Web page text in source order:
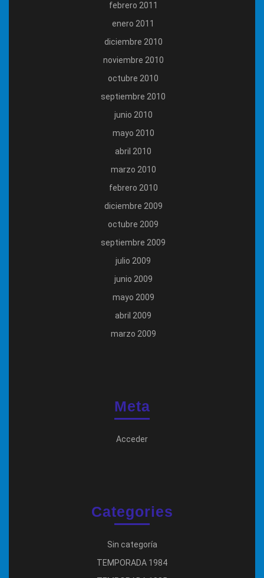
febrero 2011
enero 2011
diciembre 2010
noviembre 2010
octubre 2010
septiembre 2010
junio 2010
mayo 2010
abril 2010
marzo 2010
febrero 2010
diciembre 2009
octubre 2009
septiembre 2009
julio 2009
junio 2009
mayo 2009
abril 2009
marzo 2009
Meta
Acceder
Categories
Sin categoría
TEMPORADA 1984